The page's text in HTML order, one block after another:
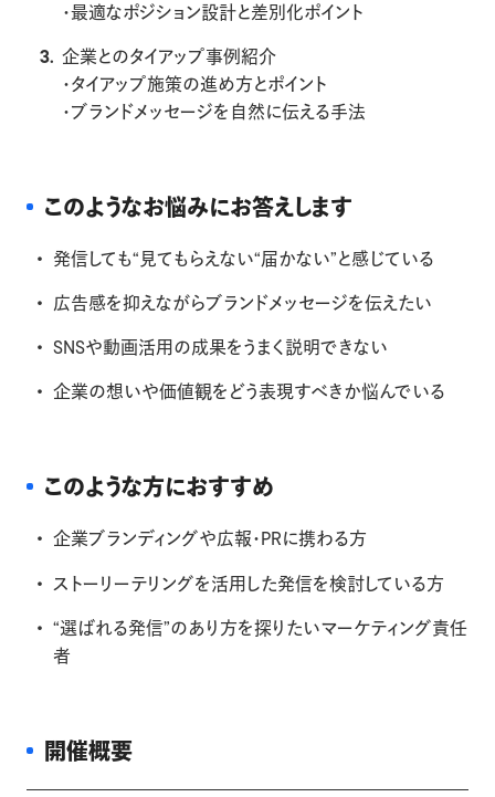
・最適なポジション設計と差別化ポイント
企業とのタイアップ事例紹介
・タイアップ施策の進め方とポイント
・ブランドメッセージを自然に伝える手法
このようなお悩みにお答えします
発信しても“見てもらえない“届かない”と感じている
広告感を抑えながらブランドメッセージを伝えたい
SNSや動画活用の成果をうまく説明できない
企業の想いや価値観をどう表現すべきか悩んでいる
このような方におすすめ
企業ブランディングや広報・PRに携わる方
ストーリーテリングを活用した発信を検討している方
“選ばれる発信”のあり方を探りたいマーケティング責任
者
開催概要